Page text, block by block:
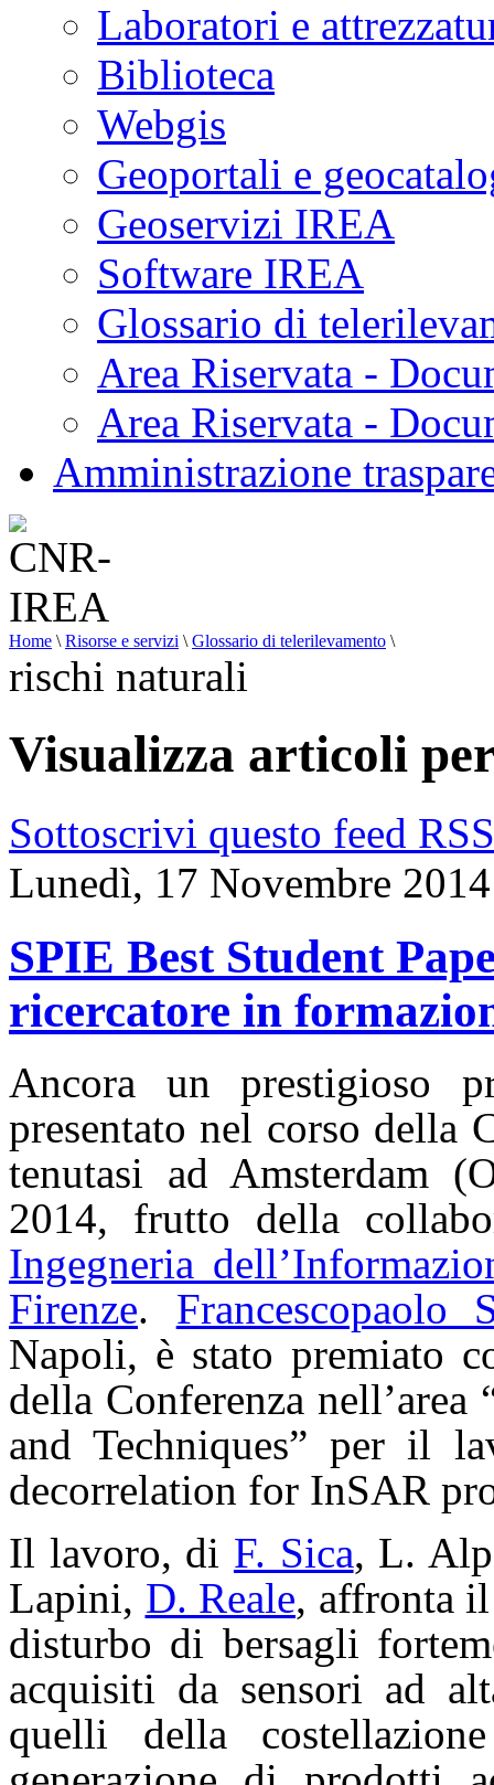
Laboratori e
Biblioteca
Webgis
Geoportali e
Geoservizi IREA
Software IREA
Glossario di
Area Riservata -
Area Riservata -
Amministrazione
Home \ Risorse e servizi \ Glossario di telerilevamento \
rischi naturali
Visualizza articoli
Sottoscrivi questo feed RSS
Lunedì, 17 Novembre
SPIE Best Student
ricercatore in
Ancora un prestigioso
presentato nel corso della
tenutasi ad Amsterdam
2014, frutto della
Ingegneria
Firenze. Francescopaolo
Napoli, è stato premiato
della Conferenza
and Techniques” per il
decorrelation for InSAR
Il lavoro, di F. Sica, L.
Lapini, D. Reale, affronta
disturbo di bersagli
acquisiti da sensori ad
quelli della